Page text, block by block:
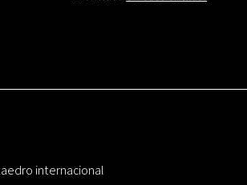
internacional